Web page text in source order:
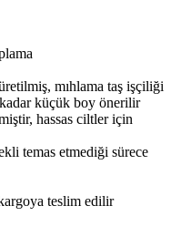
mıhlama taş işçiliği
küçük boy önerilir
hassas ciltler için
temas etmediği sürece
teslim edilir